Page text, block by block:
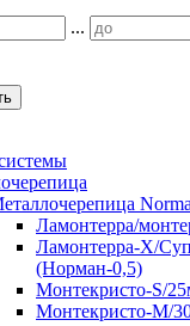
...
Ламонтерра/
Ламонтерра-Х/
(Норман-0,5)
Монтекристо-S/
Монтекристо-M/